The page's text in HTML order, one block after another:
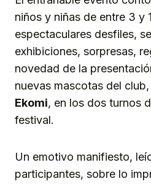
niños y niñas de entre 3 y
espectaculares desfiles,
exhibiciones, sorpresas,
novedad de la
nuevas mascotas del
Ekomi, en los dos turnos
festival.
Un emotivo manifiesto,
participantes, sobre lo